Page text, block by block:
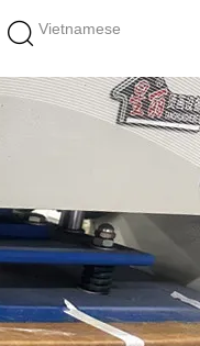
Vietnamese